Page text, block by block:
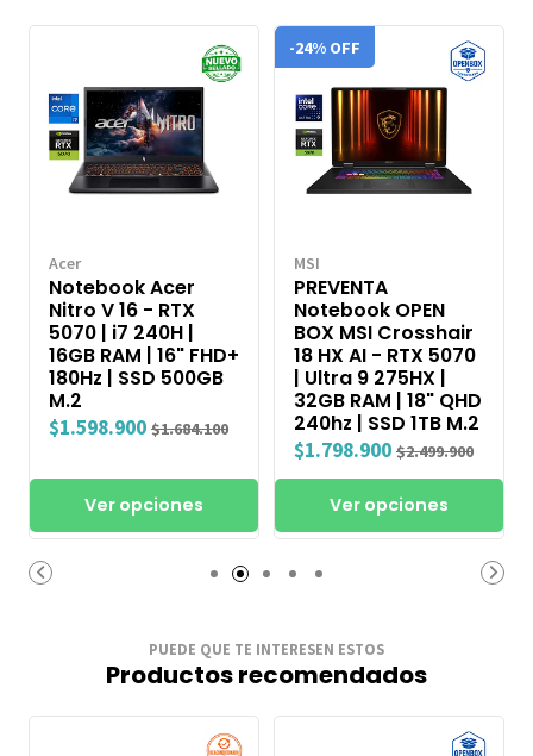
Acer
Notebook Acer
Nitro V 16 - RTX
5070 | i7 240H |
16GB RAM | 16" FHD+
180Hz | SSD 500GB
M.2
$1.598.900 $1.684.100
Ver opciones
-24% OFF
MSI
PREVENTA
Notebook OPEN
BOX MSI Crosshair
18 HX AI - RTX 5070
| Ultra 9 275HX |
32GB RAM | 18" QHD
240hz | SSD 1TB M.2
$1.798.900 $2.499.900
Ver opciones
PUEDE QUE TE INTERESEN ESTOS
Productos recomendados